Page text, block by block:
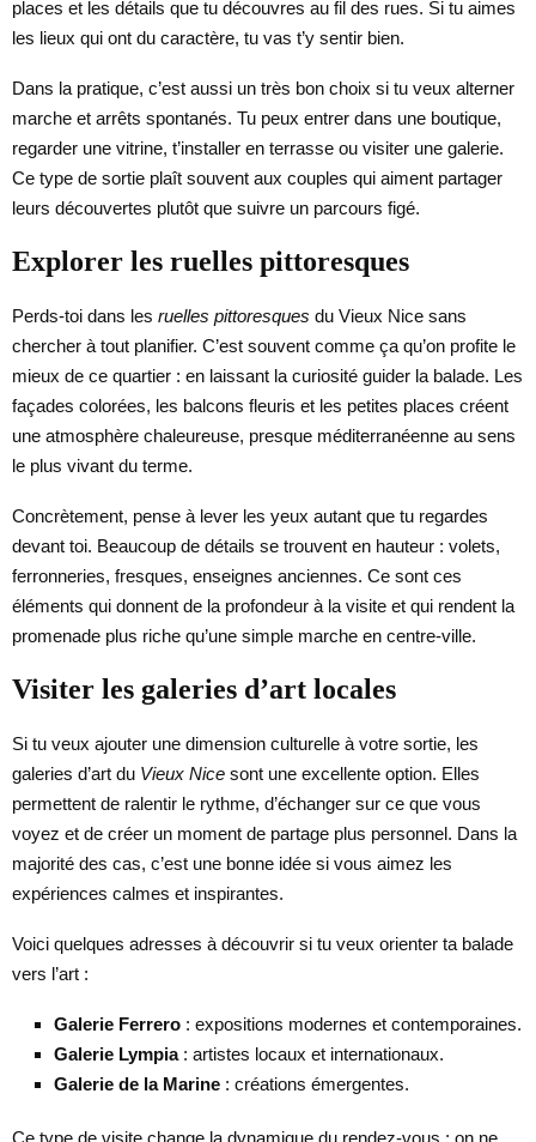
places et les détails que tu découvres au fil des rues. Si tu aimes
les lieux qui ont du caractère, tu vas t’y sentir bien.
Dans la pratique, c’est aussi un très bon choix si tu veux alterner
marche et arrêts spontanés. Tu peux entrer dans une boutique,
regarder une vitrine, t’installer en terrasse ou visiter une galerie.
Ce type de sortie plaît souvent aux couples qui aiment partager
leurs découvertes plutôt que suivre un parcours figé.
Explorer les ruelles pittoresques
Perds-toi dans les ruelles pittoresques du Vieux Nice sans
chercher à tout planifier. C’est souvent comme ça qu’on profite le
mieux de ce quartier : en laissant la curiosité guider la balade. Les
façades colorées, les balcons fleuris et les petites places créent
une atmosphère chaleureuse, presque méditerranéenne au sens
le plus vivant du terme.
Concrètement, pense à lever les yeux autant que tu regardes
devant toi. Beaucoup de détails se trouvent en hauteur : volets,
ferronneries, fresques, enseignes anciennes. Ce sont ces
éléments qui donnent de la profondeur à la visite et qui rendent la
promenade plus riche qu’une simple marche en centre-ville.
Visiter les galeries d’art locales
Si tu veux ajouter une dimension culturelle à votre sortie, les
galeries d’art du Vieux Nice sont une excellente option. Elles
permettent de ralentir le rythme, d’échanger sur ce que vous
voyez et de créer un moment de partage plus personnel. Dans la
majorité des cas, c’est une bonne idée si vous aimez les
expériences calmes et inspirantes.
Voici quelques adresses à découvrir si tu veux orienter ta balade
vers l’art :
Galerie Ferrero : expositions modernes et contemporaines.
Galerie Lympia: artistes locaux et internationaux.
Galerie de la Marine : créations émergentes.
Ce type de visite change la dynamique du rendez-vous : on ne